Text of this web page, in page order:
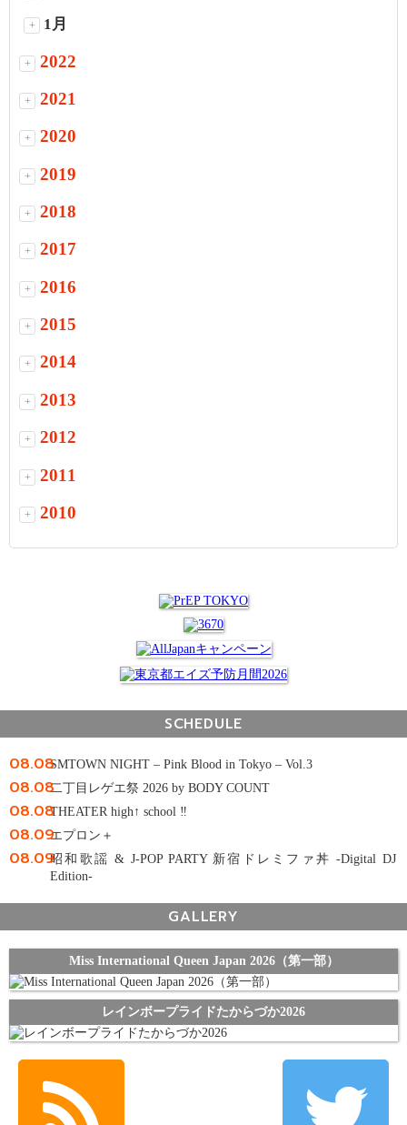
+ 1月
+ 2022
+ 2021
+ 2020
+ 2019
+ 2018
+ 2017
+ 2016
+ 2015
+ 2014
+ 2013
+ 2012
+ 2011
+ 2010
SCHEDULE
08.08SMTOWN NIGHT – Pink Blood in Tokyo – Vol.3
08.08二丁目レゲエ祭 2026 by BODY COUNT
08.08THEATER high↑ school ‼
08.09エプロン＋
08.09昭和歌謡 & J-POP PARTY 新宿ドレミファ丼 -Digital DJ
Edition-
GALLERY
Miss International Queen Japan 2026（第一部）
レインボープライドたからづか2026